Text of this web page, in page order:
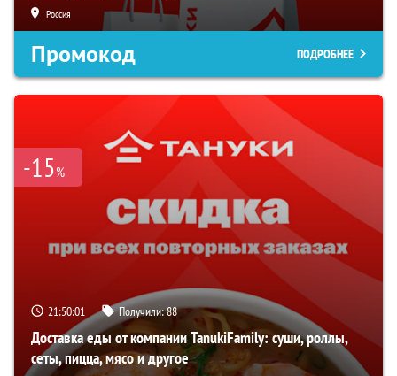
Россия
Промокод ПОДРОБНЕЕ
-15%
21:50:00 Получили:88
Доставка еды от компании TanukiFamily: суши, роллы,
сеты, пицца, мясо и другое